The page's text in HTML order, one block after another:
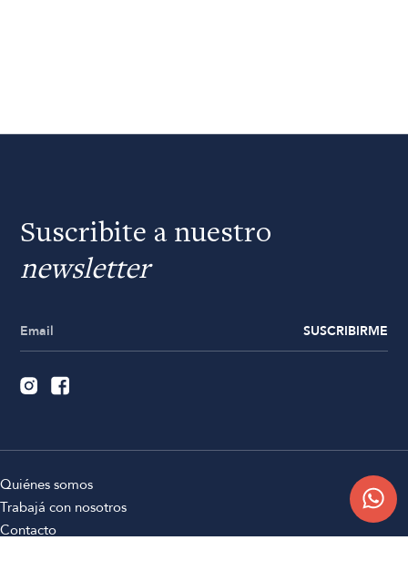
Suscribite a nuestro
newsletter
SUSCRIBIRME
Quiénes somos
Trabajá con nosotros
Contacto